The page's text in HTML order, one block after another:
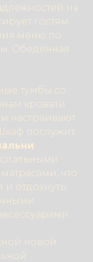
на
гостям
меню по
Обеденная
тумбы со
кровати
настраивают
послужит
что
отдохнуть.
новой